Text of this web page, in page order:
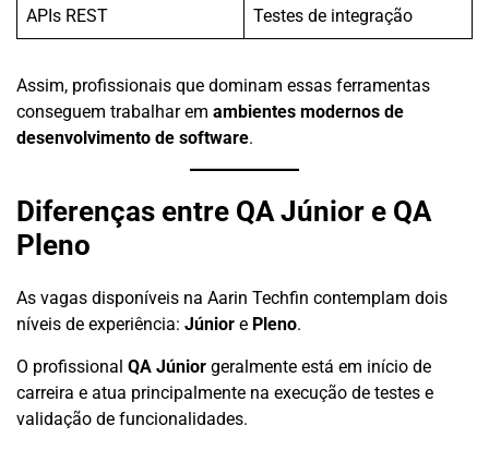
APIs REST Testes de integração
Assim, profissionais que dominam essas ferramentas
conseguem trabalhar em ambientes modernos de
desenvolvimento de software.
Diferenças entre QA Júnior e QA
Pleno
As vagas disponíveis na Aarin Techfin contemplam dois
níveis de experiência: Júnior e Pleno.
O profissional QA Júnior geralmente está em início de
carreira e atua principalmente na execução de testes e
validação de funcionalidades.